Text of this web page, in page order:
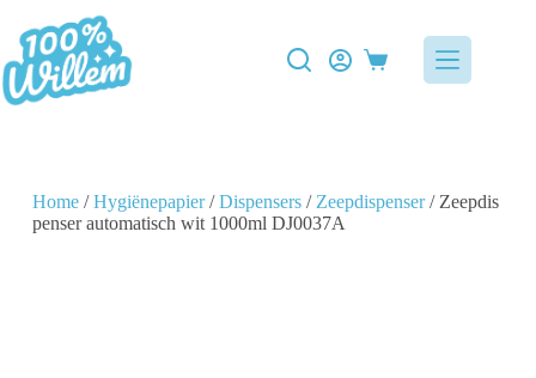
Home/Hygiënepapier/Dispensers/ Zeepdispenser/ Zeepdis
penser automatisch wit 1000ml DJ0037A